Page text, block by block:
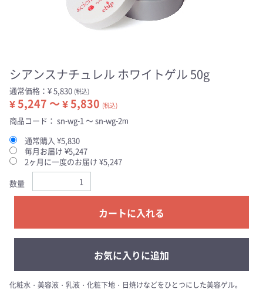
シアンスナチュレル ホワイトゲル 50g
通常価格： ¥ 5,830 (税込)
¥ 5,247 ～ ¥ 5,830 (税込)
商品コード： sn-wg-1 ～ sn-wg-2m
通常購入 ¥5,830
毎月お届け ¥5,247
2ヶ月に一度のお届け ¥5,247
数量
カートに入れる
お気に入りに追加
化粧水・美容液・乳液・化粧下地・日焼けなどをひとつにした美容ゲル。